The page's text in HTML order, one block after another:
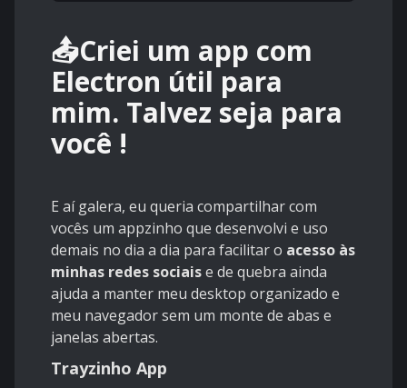
📤Criei um app com
Electron útil para
mim. Talvez seja para
você !
E aí galera, eu queria compartilhar com
vocês um appzinho que desenvolvi e uso
demais no dia a dia para facilitar o acesso às
minhas redes sociaise de quebra ainda
ajuda a manter meu desktop organizado e
meu navegador sem um monte de abas e
janelas abertas.
Trayzinho App